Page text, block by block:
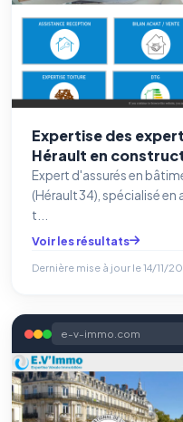
Expertise des
Hérault en
humidité,
Expert d'assurés en
(Hérault 34), spécialisé
t...
Voir les résultats
Dernière mise à jour le14/11/
e-v-immo.com